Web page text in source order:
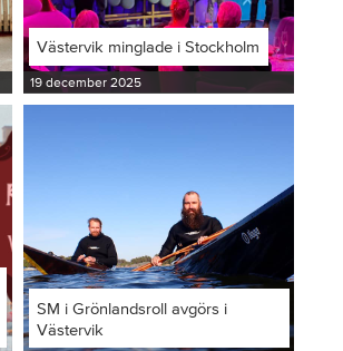
Västervik minglade i Stockholm
19 december 2025
SM i Grönlandsroll avgörs i
Västervik